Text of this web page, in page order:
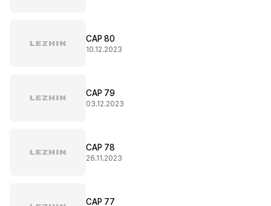
CAP 80
10.12.2023
CAP 79
03.12.2023
CAP 78
26.11.2023
CAP 77